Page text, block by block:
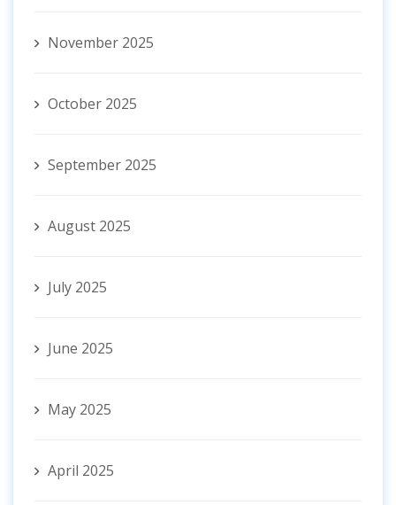
November 2025
October 2025
September 2025
August 2025
July 2025
June 2025
May 2025
April 2025